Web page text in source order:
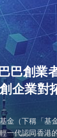
巴創業
企業對
金（下稱「基
一代認同香港